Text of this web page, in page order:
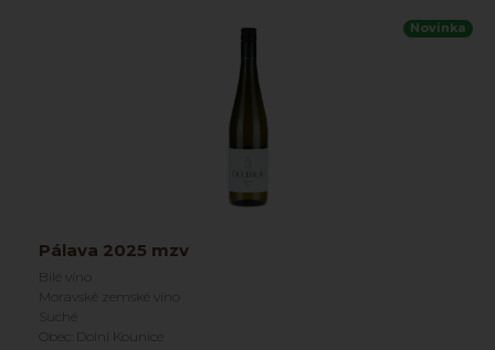
Novinka
Pálava 2025 mzv
Bílé víno
Moravské zemské víno
Suché
Obec: Dolní Kounice